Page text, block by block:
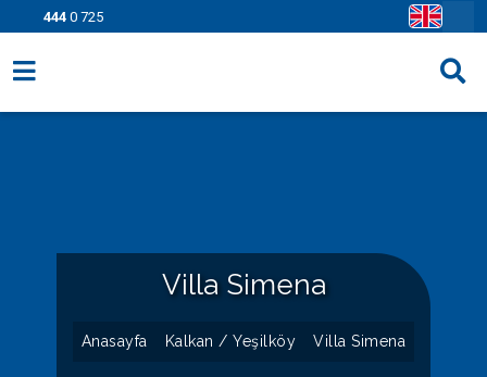
444 0 725
Villa Simena
Anasayfa Kalkan / Yeşilköy Villa Simena